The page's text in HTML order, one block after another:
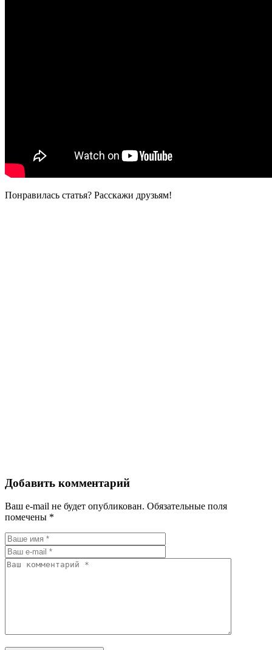
Понравилась статья? Расскажи друзьям!
Добавить комментарий
Ваш e-mail не будет опубликован. Обязательные поля
помечены *